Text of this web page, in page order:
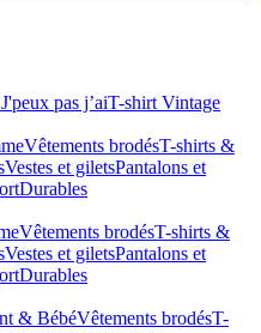
pas j’aiT-shirt Vintage
Vêtements brodésT-shirts &
Vestes et giletsPantalons et
Durables
Vêtements brodésT-shirts &
Vestes et giletsPantalons et
Durables
& BébéVêtements brodésT-